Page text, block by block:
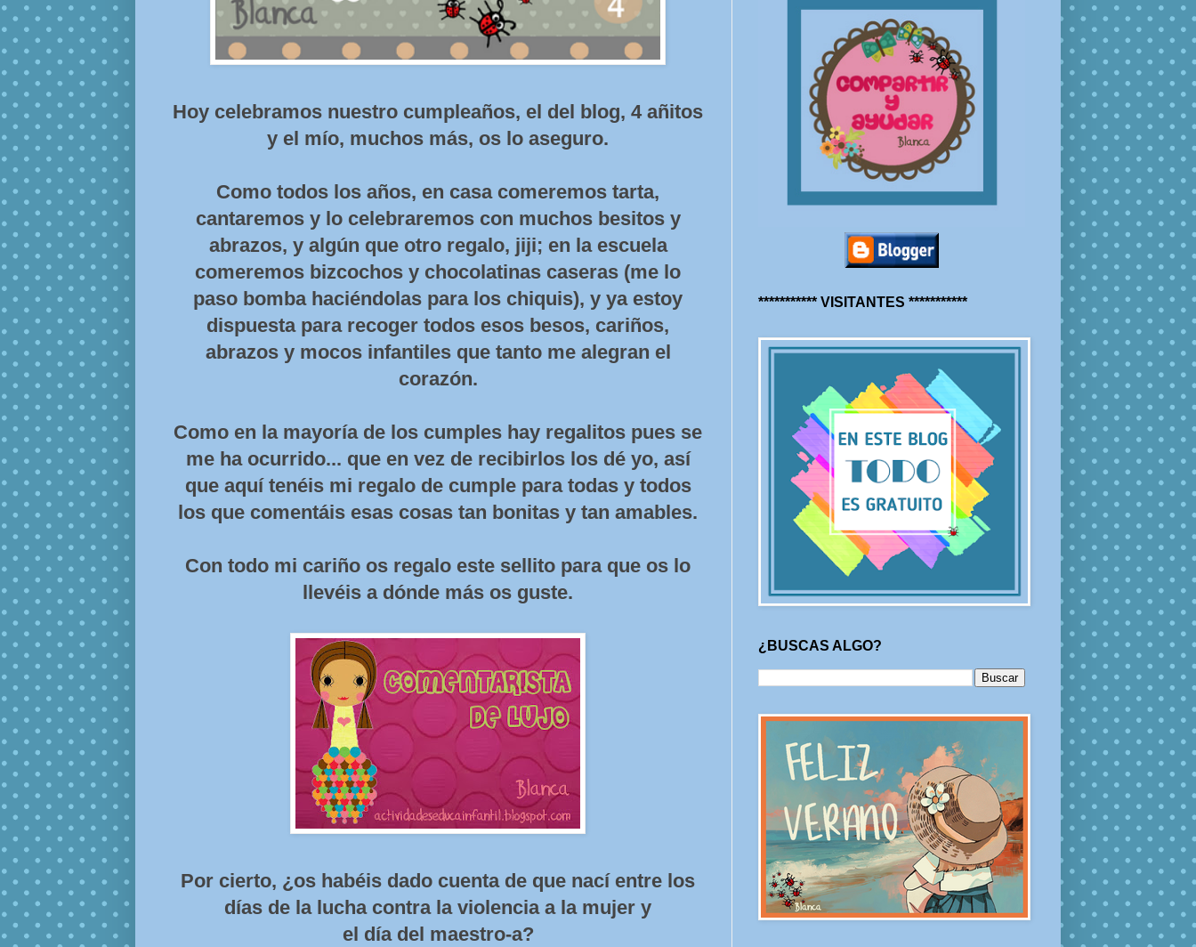
Hoy celebramos nuestro cumpleaños, el del blog, 4 añitos
y el mío, muchos más, os lo aseguro.
Como todos los años, en casa comeremos tarta,
cantaremos y lo celebraremos con muchos besitos y
abrazos, y algún que otro regalo, jiji; en la escuela
comeremos bizcochos y chocolatinas caseras (me lo
paso bomba haciéndolas para los chiquis), y ya estoy
dispuesta para recoger todos esos besos, cariños,
abrazos y mocos infantiles que tanto me alegran el
corazón.
Como en la mayoría de los cumples hay regalitos pues se
me ha ocurrido... que en vez de recibirlos los dé yo, así
que aquí tenéis mi regalo de cumple para todas y todos
los que comentáis esas cosas tan bonitas y tan amables.
Con todo mi cariño os regalo este sellito para que os lo
llevéis a dónde más os guste.
Por cierto, ¿os habéis dado cuenta de que nací entre los
días de la lucha contra la violencia a la mujer y
el día del maestro-a?
*********** VISITANTES ***********
¿BUSCAS ALGO?